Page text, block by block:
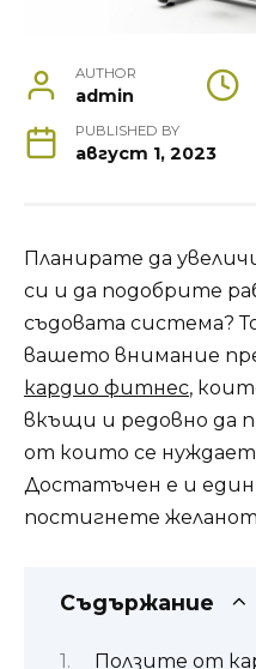
AUTHOR
admin
PUBLISHED BY
август 1, 2023
Планирате да
си и да подобрите
съдовата система?
вашето внимание
кардио фитнес,
вкъщи и редовно да
от които се
Достатъчен е и един
постигнете
Съдържание
Ползите от